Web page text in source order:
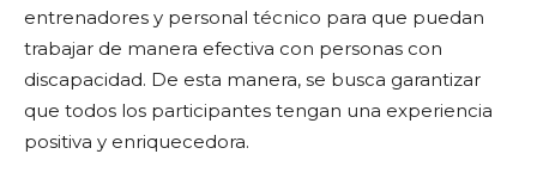
entrenadores y personal técnico para que puedan
trabajar de manera efectiva con personas con
discapacidad. De esta manera, se busca garantizar
que todos los participantes tengan una experiencia
positiva y enriquecedora.